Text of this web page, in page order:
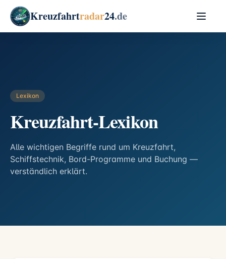
Kreuzfahrtradar24.de
Lexikon
Kreuzfahrt-Lexikon
Alle wichtigen Begriffe rund um Kreuzfahrt,
Schiffstechnik, Bord-Programme und Buchung —
verständlich erklärt.